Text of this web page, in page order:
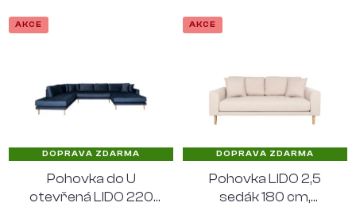
AKCE
DOPRAVA ZDARMA
Pohovka do U
otevřená LIDO 220
AKCE
DOPRAVA ZDARMA
Pohovka LIDO 2,5
sedák 180 cm,